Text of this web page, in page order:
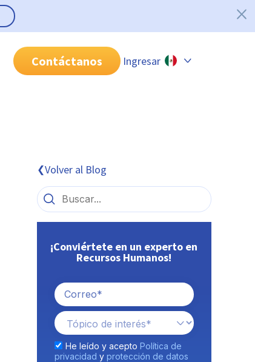
Contáctanos Ingresar
Brasil
❮Volver al Blog
¡Conviértete en un experto en
Recursos Humanos!
He leído y acepto Política de
privacidad y protección de datos